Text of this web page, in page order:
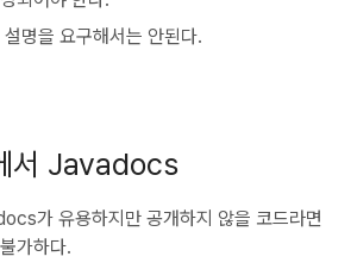
명을 요구해서는 안된다.
서 Javadocs
가 유용하지만 공개하지 않을 코드라면
가하다.